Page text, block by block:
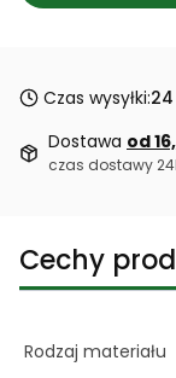
Czas wysyłki:
Dostawa od
czas dostawy
Cechy
Rodzaj materiału